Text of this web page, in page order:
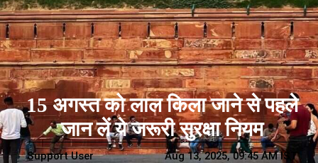
15 अगस्त को लाल किला जाने से पहले
जान लें ये जरूरी सुरक्षा नियम
Support User Aug 13, 2025, 09:45 AM IST